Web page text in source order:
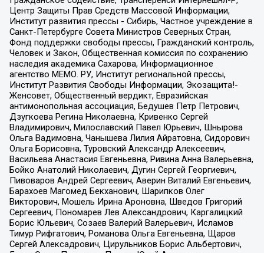
Центр Защиты Прав Средств Массовой Информации,
Институт развития прессы - Сибирь, Частное учреждение в
Санкт-Петербурге Совета Министров Северных Стран,
Фонд поддержки свободы прессы, Гражданский контроль,
Человек и Закон, Общественная комиссия по сохранению
наследия академика Сахарова, Информационное
агентство МЕМО. РУ, Институт региональной прессы,
Институт Развития Свободы Информации, Экозащита!-
Женсовет, Общественный вердикт, Евразийская
антимонопольная ассоциация, Бедушев Петр Петрович,
Дзугкоева Регина Николаевна, Кривенко Сергей
Владимирович, Милославский Павел Юрьевич, Шнырова
Ольга Вадимовна, Чанышева Лилия Айратовна, Сидорович
Ольга Борисовна, Туровский Александр Алексеевич,
Васильева Анастасия Евгеньевна, Ривина Анна Валерьевна,
Бойко Анатолий Николаевич, Дугин Сергей Георгиевич,
Пивоваров Андрей Сергеевич, Аверин Виталий Евгеньевич,
Барахоев Магомед Бекханович, Шарипков Олег
Викторович, Мошель Ирина Ароновна, Шведов Григорий
Сергеевич, Пономарев Лев Александрович, Каргалицкий
Борис Юльевич, Созаев Валерий Валерьевич, Исламов
Тимур Рифгатович, Романова Ольга Евгеньевна, Щаров
Сергей Алексадрович, Цирульников Борис Альбертович,